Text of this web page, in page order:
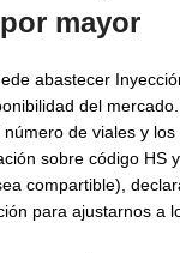
mayor
abastecer
del
de viales y
sobre código HS
compartible),
para ajustarnos a